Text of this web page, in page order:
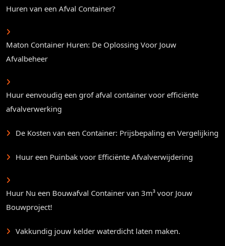
Huren van een Afval Container?
Maton Container Huren: De Oplossing Voor Jouw
Afvalbeheer
Huur eenvoudig een grof afval container voor efficiënte
afvalverwerking
De Kosten van een Container: Prijsbepaling en Vergelijking
Huur een Puinbak voor Efficiënte Afvalverwijdering
Huur Nu een Bouwafval Container van 3m³ voor Jouw
Bouwproject!
Vakkundig jouw kelder waterdicht laten maken.